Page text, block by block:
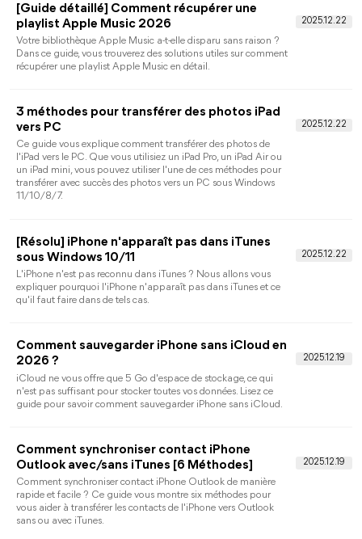
l'iPhone car l'iPhone est déconnecté
Impossible de sauvegarder iphone sur itunes ? Cet article vous
montre 7 solutions pour résoudre le problème « iTunes n'a pas
pu sauvegarder l'iPhone car l'iPhone est déconnecté ».
[4 Méthodes] Comment sauvegarder iPad sur
disque dur externe ?
Besoin de faire une sauvegarde iPad sur disque dur externe ?
Ce post vous présente quatre méthodes pratiques pour
sauvegarder l'iPad, l'iPad pro, l'iPad mini sur un disque dur
externe.
5 Meilleures façons pour sauvegarder les
contacts sur iPhone
Vous voulez savoir comment sauvegarder les contacts sur
Gmail ou Google Drive, vous trouverez la façon efficace dans
cet article.
et vice versa ? (4 façons)
Souhaitez-vous transférer vos contacts iPhone sur votre PC en
toute simplicité ? Découvrez dans ce guide quatre méthodes
fiables pour protéger et exporter des contacts vers votre PC
efficacement !